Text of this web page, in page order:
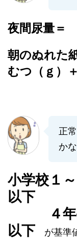
夜間尿量＝
朝のぬれた
むつ（ｇ）
正
か
小学校１
以下
４年
以下
が基準